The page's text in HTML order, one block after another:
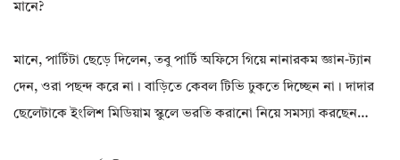
মানে?
মানে, পার্টিটা ছেড়ে দিলেন, তবু পার্টি অফিসে গিয়ে নানারকম জ্ঞান-ট্যান
দেন, ওরা পছন্দ করে না। বাড়িতে কেবল টিভি ঢুকতে দিচ্ছেন না। দাদার
ছেলেটাকে ইংলিশ মিডিয়াম স্কুলে ভরতি করানো নিয়ে সমস্যা করছেন…